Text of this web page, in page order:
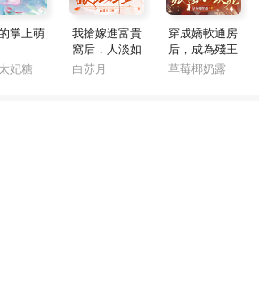
掌上萌
妃糖
我搶嫁進富貴
窩后，人淡如
菊的嫡姐眼紅
吐血
白苏月
穿成嬌軟通房
后，成為殘王
心尖寵
草莓椰奶露